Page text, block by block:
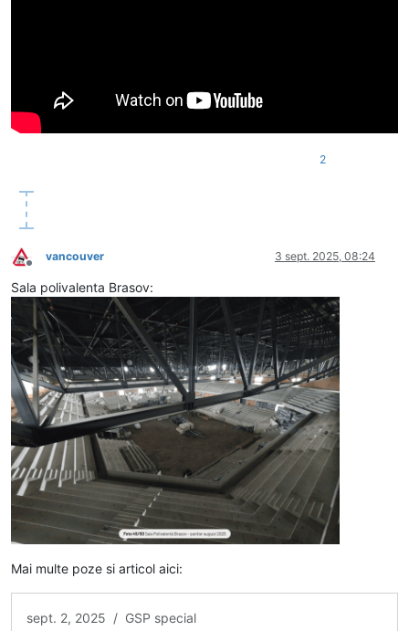
2
Deconectat
vancouver 3 sept. 2025, 08:24
Sala polivalenta Brasov:
Mai multe poze si articol aici:
sept. 2, 2025 / GSP special